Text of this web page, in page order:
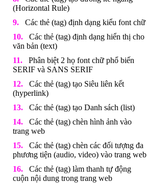
(Horizontal Rule)
Các thẻ (tag) định dạng kiểu font chữ
Các thẻ (tag) định dạng hiển thị cho
văn bản (text)
Phân biệt 2 họ font chữ phổ biến
SERIF và SANS SERIF
Các thẻ (tag) tạo Siêu liên kết
(hyperlink)
Các thẻ (tag) tạo Danh sách (list)
Các thẻ (tag) chèn hình ảnh vào
trang web
Các thẻ (tag) chèn các đối tượng đa
phương tiện (audio, video) vào trang web
Các thẻ (tag) làm thanh tự động
cuộn nội dung trong trang web